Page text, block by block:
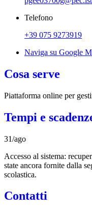
Telefono
+39 075 9273919
Naviga su Google
Cosa serve
Piattaforma online per
Tempi e
31/ago
Accesso al sistema:
state ancora fornite dalla
scolastica.
Contatti